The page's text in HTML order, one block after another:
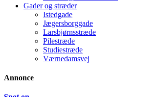
Gader og stræder
Istedgade
Jægersborggade
Larsbjørnsstræde
Pilestræde
Studiestræde
Værnedamsvej
Annonce